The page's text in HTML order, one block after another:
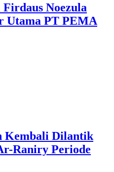
Noezula
Utama PT PEMA
Kembali Dilantik
Raniry Periode